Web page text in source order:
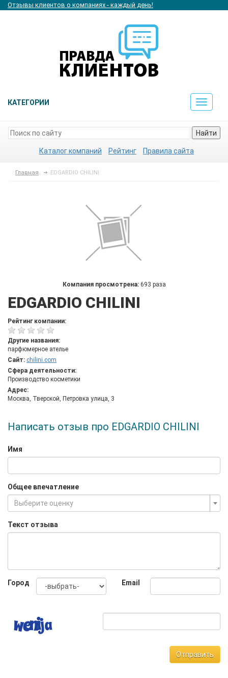
Отзывы клиентов о компаниях - каждый день!
КАТЕГОРИИ
Toggle
Найти
Каталог компаний Рейтинг Правила сайта
Главная EDGARDIO CHILINI
Компания просмотрена: 693 раза
EDGARDIO CHILINI
Рейтинг компании:
Другие названия:
парфюмерное ателье
Сайт: chilini.com
Сфера деятельности:
Производство косметики
Адрес:
Москва, Тверской, Петровка улица, 3
Написать отзыв про EDGARDIO CHILINI
Имя
Общее впечатление
Выберите оценку
Текст отзыва
Город Email
Отправить